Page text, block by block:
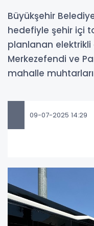
Büyükşehir
hedefiyle şehir içi
planlanan
Merkezefendi ve
mahalle
09-07-2025 14:29